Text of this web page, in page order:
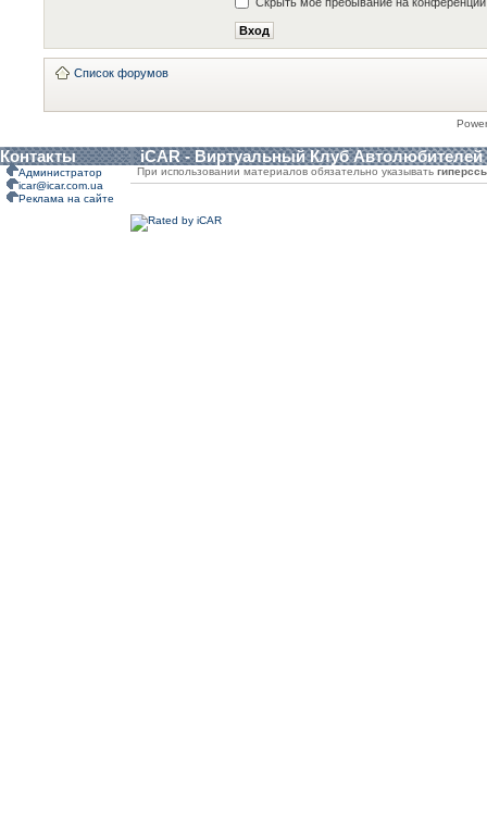
Список форумов
Контакты iCAR - Виртуальный Клуб Автолюбителей
Администратор
icar@icar.com.ua
Реклама на сайте
При использовании материалов обязательно указывать